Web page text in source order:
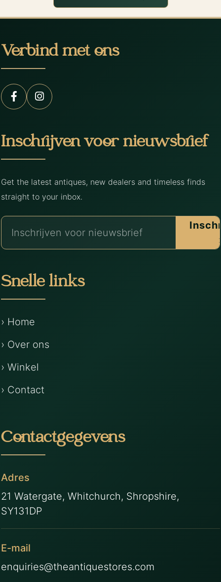
Verbind met ons
Inschrijven voor nieuwsbrief
Get the latest antiques, new dealers and timeless finds
straight to your inbox.
Snelle links
› Home
› Over ons
› Winkel
› Contact
Contactgegevens
Adres
21 Watergate, Whitchurch, Shropshire,
SY131DP
E-mail
enquiries@theantiquestores.com